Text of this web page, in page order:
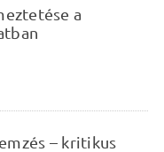
a
– kritikus